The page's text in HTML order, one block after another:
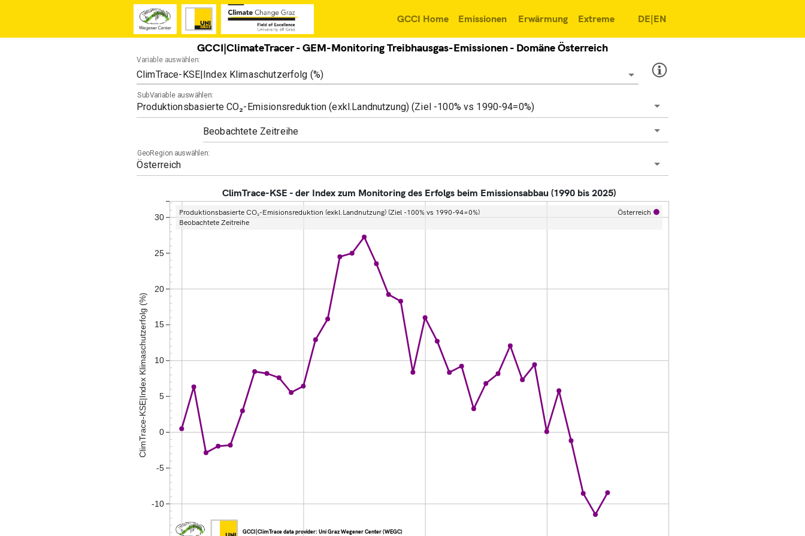
GCCI Home Emissionen Erwärmung Extreme DE|EN
GCCI|ClimateTracer - GEM-Monitoring Treibhausgas-Emissionen - Domäne Österreich
Variable auswählen:
SubVariable auswählen:
Produktionsbasierte CO₂-Emisionsreduktion (exkl.Landnutzung) (Ziel -100% vs 1990-94=0%)
Beobachtete Zeitreihe
GeoRegion auswählen:
Österreich
ClimTrace-KSE - der Index zum Monitoring des Erfolgs beim Emissionsabbau (1990 bis 2025)
-10
-5
0
5
10
15
20
25
30
ClimTrace-KSE|Index Klimaschutzerfolg (%)
GCCI|ClimTrace data provider: Uni Graz Wegener Center (WEGC)
Produktionsbasierte CO₂-Emisionsreduktion (exkl.Landnutzung) (Ziel -100% vs 1990-94=0%)
Österreich
Beobachtete Zeitreihe